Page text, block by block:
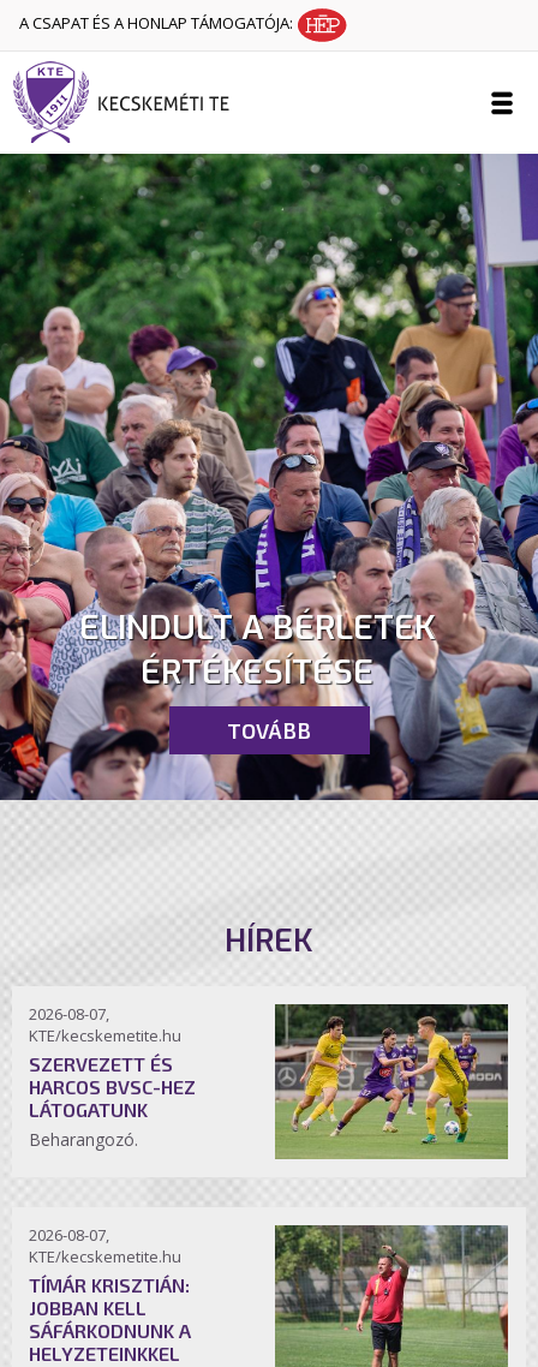
A CSAPAT ÉS A HONLAP TÁMOGATÓJA:
ELINDULT A BÉRLETEK
ÉRTÉKESÍTÉSE
TOVÁBB
HÍREK
2026-08-07,
KTE/kecskemetite.hu
SZERVEZETT ÉS
HARCOS BVSC-HEZ
LÁTOGATUNK
Beharangozó.
2026-08-07,
KTE/kecskemetite.hu
TÍMÁR KRISZTIÁN:
JOBBAN KELL
SÁFÁRKODNUNK A
HELYZETEINKKEL